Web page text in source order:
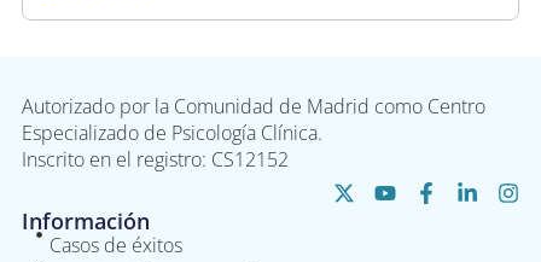
Autorizado por la Comunidad de Madrid como Centro
Especializado de Psicología Clínica.
Inscrito en el registro: CS12152
Información
Casos de éxitos